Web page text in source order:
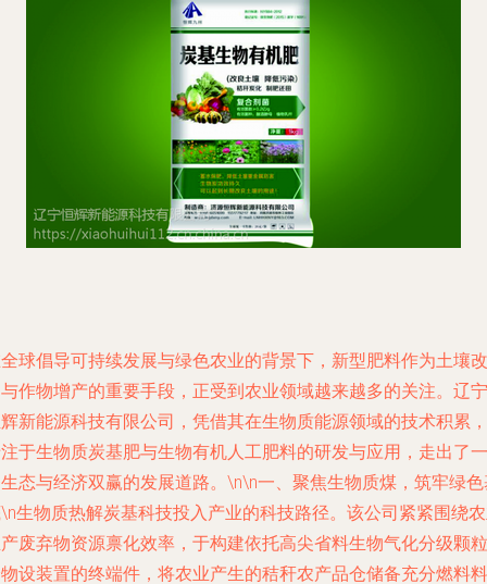
球倡导可持续发展与绿色农业的背景下，新型肥料作为土壤改
作物增产的重要手段，正受到农业领域越来越多的关注。辽宁
新能源科技有限公司，凭借其在生物质能源领域的技术积累，
于生物质炭基肥与生物有机人工肥料的研发与应用，走出了一
态与经济双赢的发展道路。\n\n一、聚焦生物质煤，筑牢绿
生物质热解炭基科技投入产业的科技路径。该公司紧紧围绕
废弃物资源禀化效率，于构建依托高尖省料生物气化分级颗粒
设装置的终端件，将农业产生的秸秆农产品仓储备充分燃料料